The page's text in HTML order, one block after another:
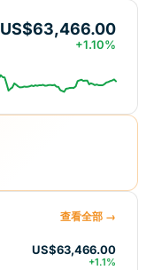
US$63,466.00
+1.10%
查看全部 →
US$63,466.00
+1.1%